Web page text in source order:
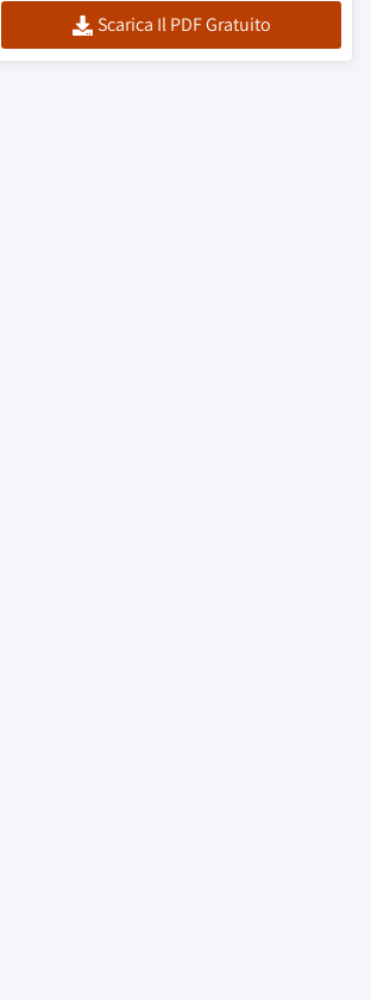
Scarica Il PDF Gratuito